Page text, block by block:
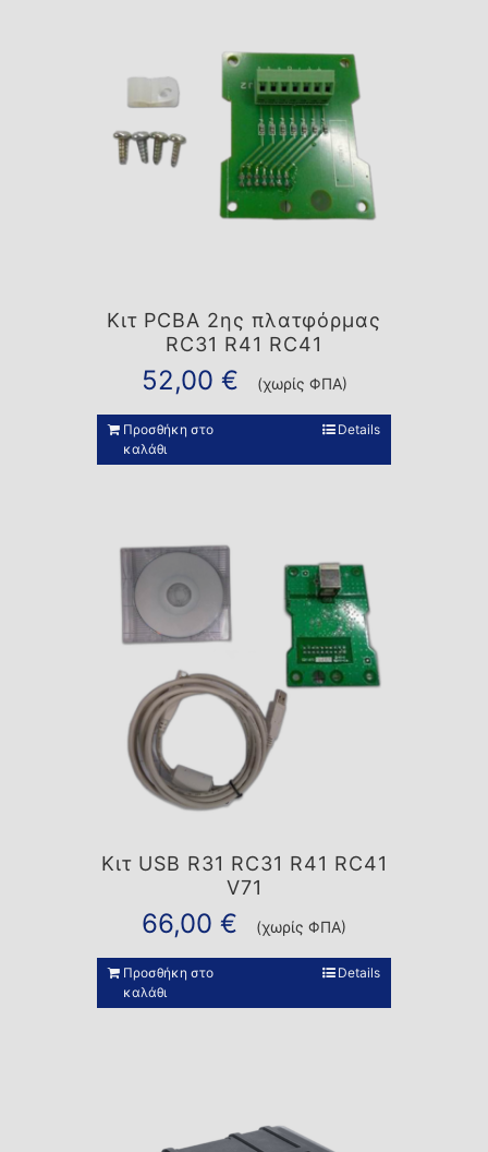
Κιτ PCBA 2ης πλατφόρμας
RC31 R41 RC41
52,00 € (χωρίς ΦΠΑ)
Προσθήκη στο
καλάθι
Details
Κιτ USB R31 RC31 R41 RC41
V71
66,00 € (χωρίς ΦΠΑ)
Προσθήκη στο
καλάθι
Details